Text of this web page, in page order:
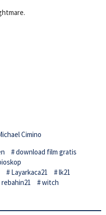
Cimino
download film gratis
Layarkaca21
lk21
rebahin21
witch